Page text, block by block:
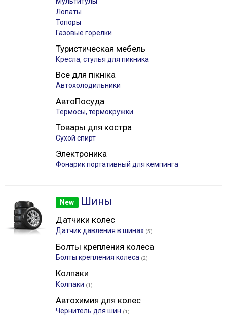
Лопаты
Топоры
Газовые горелки
Туристическая мебель
Кресла, стулья для пикника
Все для пікніка
Автохолодильники
АвтоПосуда
Термосы, термокружки
Товары для костра
Сухой спирт
Электроника
Фонарик портативный для кемпинга
New Шины
Датчики колес
Датчик давления в шинах (5)
Болты крепления колеса
Болты крепления колеса (2)
Колпаки
Колпаки (1)
Автохимия для колес
Чернитель для шин (1)